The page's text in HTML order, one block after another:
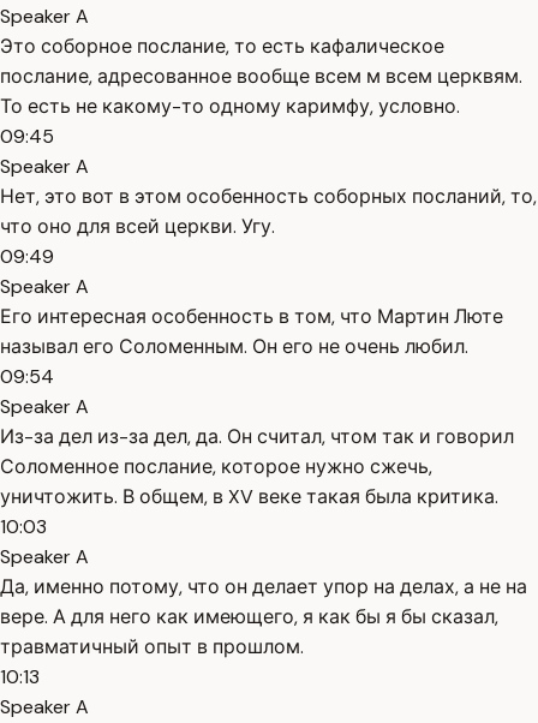
Speaker A
Это соборное послание, то есть кафалическое
послание, адресованное вообще всем м всем церквям.
То есть не какому-то одному каримфу, условно.
09:45
Speaker A
Нет, это вот в этом особенность соборных посланий, то,
что оно для всей церкви. Угу.
09:49
Speaker A
Его интересная особенность в том, что Мартин Люте
называл его Соломенным. Он его не очень любил.
09:54
Speaker A
Из-за дел из-за дел, да. Он считал, чтом так и говорил
Соломенное послание, которое нужно сжечь,
уничтожить. В общем, в XV веке такая была критика.
10:03
Speaker A
Да, именно потому, что он делает упор на делах, а не на
вере. А для него как имеющего, я как бы я бы сказал,
травматичный опыт в прошлом.
10:13
Speaker A